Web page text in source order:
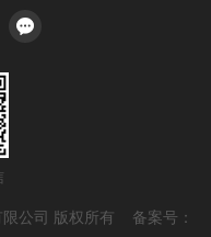
公司 版权所有 备案号：